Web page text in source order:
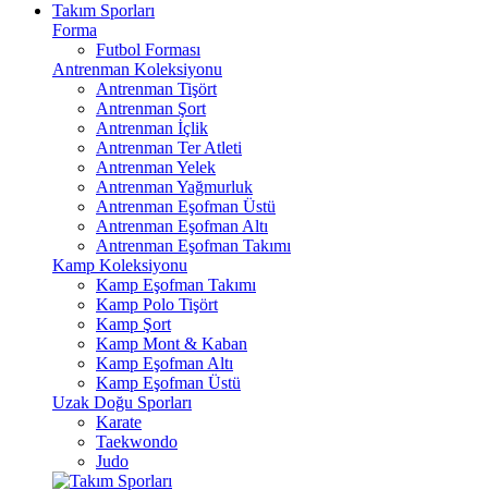
Takım Sporları
Forma
Futbol Forması
Antrenman Koleksiyonu
Antrenman Tişört
Antrenman Şort
Antrenman İçlik
Antrenman Ter Atleti
Antrenman Yelek
Antrenman Yağmurluk
Antrenman Eşofman Üstü
Antrenman Eşofman Altı
Antrenman Eşofman Takımı
Kamp Koleksiyonu
Kamp Eşofman Takımı
Kamp Polo Tişört
Kamp Şort
Kamp Mont & Kaban
Kamp Eşofman Altı
Kamp Eşofman Üstü
Uzak Doğu Sporları
Karate
Taekwondo
Judo